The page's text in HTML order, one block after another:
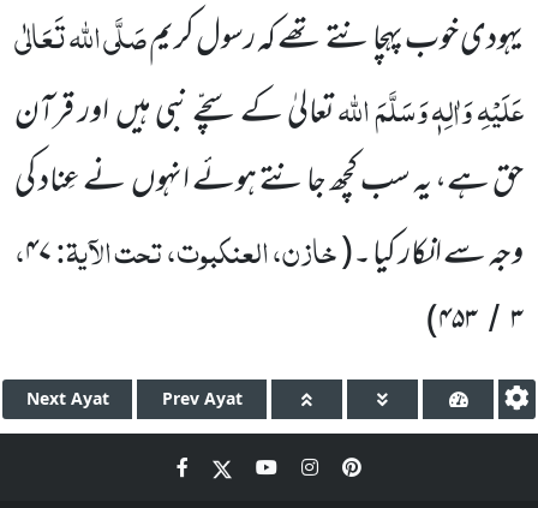
یہودی خوبپہچانتے تھے کہ رسول کریمصَلَّی اللہ تَعَالٰی
عَلَیْہِ وَاٰلِہٖ وَسَلَّمَ اللہتعالیٰ کے سچّے نبی ہیںاورقرآن
حق ہے، یہ سب کچھ جانتے ہوئے انہوںنے عِناد کی
وجہ سے انکار کیا ۔(خازن، العنکبوت، تحت الآیۃ:۴۷،
۳ / ۴۵۳)
Next Ayat Prev Ayat